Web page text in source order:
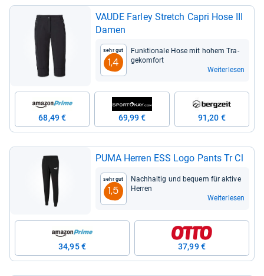
VAUDE Far­ley Stretch Capri Hose III
Damen
Sehr gut
1,4
Funk­tio­nale Hose mit hohem Tra­
ge­kom­fort
Weiterlesen
68,49 € 69,99 € 91,20 €
PUMA Her­ren ESS Logo Pants Tr Cl
Sehr gut
1,5
Nach­hal­tig und bequem für aktive
Her­ren
Weiterlesen
34,95 € 37,99 €